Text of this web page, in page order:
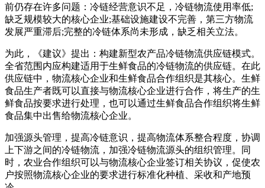
前仍存在许多问题：冷链经营意识不足，冷链物流使用率低;
缺乏规模较大的核心企业;基础设施建设不完善，第三方物流
发展严重滞后;完整的冷链体系尚未形成，缺乏相关立法。
为此，《建议》提出：构建新型农产品冷链物流供应链模式。
全省范围内应构建适用于生鲜食品的冷链物流的供应链。在此
供应链中，物流核心企业和生鲜食品合作组织是其核心。生鲜
食品生产者既可以直接与物流核心企业进行合作，将生产的生
鲜食品按要求进行处理，也可以通过生鲜食品合作组织将生鲜
食品集中出售给物流核心企业。
加强源头管理，提高冷链意识，提高物流体系整合程度，协调
上下游之间的冷链物流，加强冷链物流源头的组织管理。同
时，农业合作组织可以与物流核心企业签订相关协议，促使农
户按照物流核心企业的要求进行标准化种植、采收和产地预